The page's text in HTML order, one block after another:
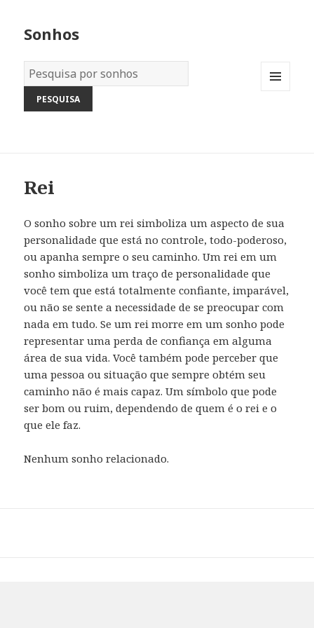
Sonhos
Dicionário
dos
Sonhos:
Rei
O sonho sobre um rei simboliza um aspecto de sua
personalidade que está no controle, todo-poderoso,
ou apanha sempre o seu caminho. Um rei em um
sonho simboliza um traço de personalidade que
você tem que está totalmente confiante, imparável,
ou não se sente a necessidade de se preocupar com
nada em tudo. Se um rei morre em um sonho pode
representar uma perda de confiança em alguma
área de sua vida. Você também pode perceber que
uma pessoa ou situação que sempre obtém seu
caminho não é mais capaz. Um símbolo que pode
ser bom ou ruim, dependendo de quem é o rei e o
que ele faz.
Nenhum sonho relacionado.